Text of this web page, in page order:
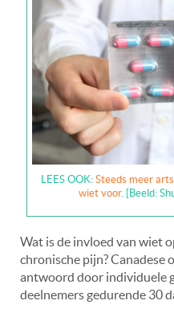
LEES OOK:Steeds meer
wiet voor. [Beeld:
Wat is de invloed van wiet
chronische pijn? Canadese
antwoord door individuele
deelnemers gedurende 30